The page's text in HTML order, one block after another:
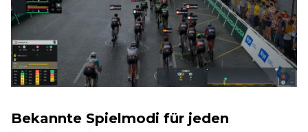
Bekannte Spielmodi für jeden